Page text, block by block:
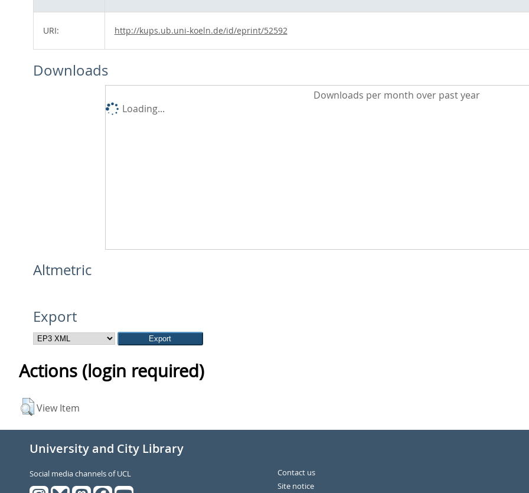
URI: http://kups.ub.uni-koeln.de/id/eprint/52592
Downloads
Downloads per month over past year
Loading...
Altmetric
Export
Actions (login required)
View Item
University and City Library
Social media channels of UCL
Contact us
Site notice